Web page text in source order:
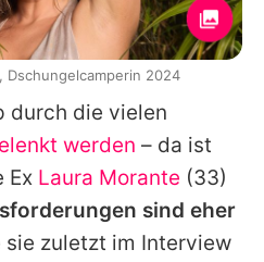
durch die vielen
werden – da ist
Ex Laura Morante (33)
sind eher
sie zuletzt im Interview
Dschungelcamperin 2024